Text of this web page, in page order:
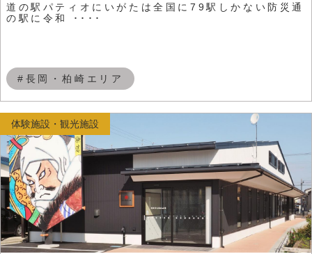
道の駅パティオにいがたは全国に79駅しかない防災通
の駅に令和 ････
#長岡・柏崎エリア
体験施設・観光施設